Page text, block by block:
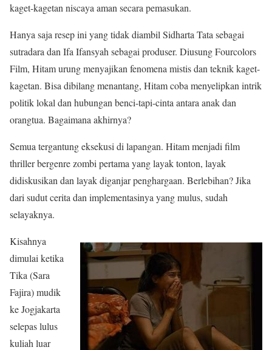
kaget-kagetan niscaya aman secara pemasukan.
Hanya saja resep ini yang tidak diambil Sidharta Tata sebagai
sutradara dan Ifa Ifansyah sebagai produser. Diusung Fourcolors
Film, Hitam urung menyajikan fenomena mistis dan teknik kaget-
kagetan. Bisa dibilang menantang, Hitam coba menyelipkan intrik
politik lokal dan hubungan benci-tapi-cinta antara anak dan
orangtua. Bagaimana akhirnya?
Semua tergantung eksekusi di lapangan. Hitam menjadi film
thriller bergenre zombi pertama yang layak tonton, layak
didiskusikan dan layak diganjar penghargaan. Berlebihan? Jika
dari sudut cerita dan implementasinya yang mulus, sudah
selayaknya.
Kisahnya
dimulai ketika
Tika (Sara
Fajira) mudik
ke Jogjakarta
selepas lulus
kuliah luar